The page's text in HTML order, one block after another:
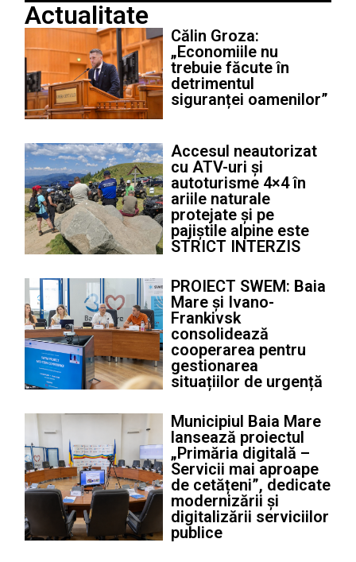
Actualitate
Călin Groza:
„Economiile nu
trebuie făcute în
detrimentul
siguranței oamenilor”
Accesul neautorizat
cu ATV-uri și
autoturisme 4×4 în
ariile naturale
protejate și pe
pajiștile alpine este
STRICT INTERZIS
PROIECT SWEM: Baia
Mare și Ivano-
Frankivsk
consolidează
cooperarea pentru
gestionarea
situațiilor de urgență
Municipiul Baia Mare
lansează proiectul
„Primăria digitală –
Servicii mai aproape
de cetățeni”, dedicate
modernizării și
digitalizării serviciilor
publice